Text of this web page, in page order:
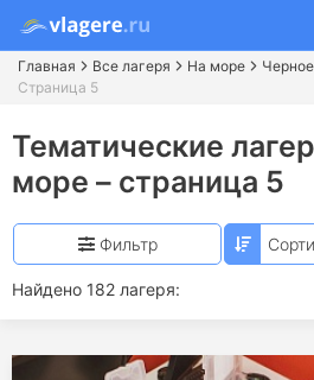
Главная Все лагеря На море
Страница 5
Тематические
море – страница 5
Найдено 182 лагеря:
Фильтр